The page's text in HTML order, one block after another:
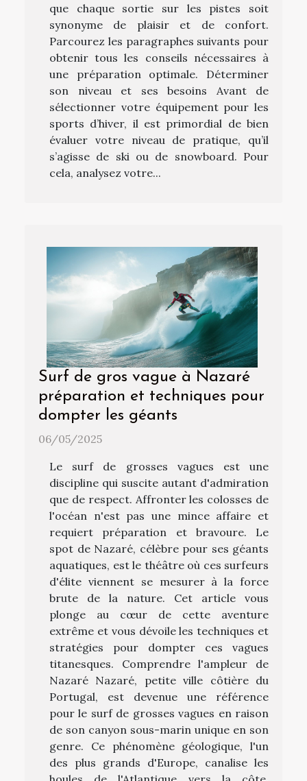
que chaque sortie sur les pistes soit
synonyme de plaisir et de confort.
Parcourez les paragraphes suivants pour
obtenir tous les conseils nécessaires à
une préparation optimale. Déterminer
son niveau et ses besoins Avant de
sélectionner votre équipement pour les
sports d’hiver, il est primordial de bien
évaluer votre niveau de pratique, qu’il
s’agisse de ski ou de snowboard. Pour
cela, analysez votre...
Surf de gros vague à Nazaré
préparation et techniques pour
dompter les géants
06/05/2025
Le surf de grosses vagues est une
discipline qui suscite autant d'admiration
que de respect. Affronter les colosses de
l'océan n'est pas une mince affaire et
requiert préparation et bravoure. Le
spot de Nazaré, célèbre pour ses géants
aquatiques, est le théâtre où ces surfeurs
d'élite viennent se mesurer à la force
brute de la nature. Cet article vous
plonge au cœur de cette aventure
extrême et vous dévoile les techniques et
stratégies pour dompter ces vagues
titanesques. Comprendre l'ampleur de
Nazaré Nazaré, petite ville côtière du
Portugal, est devenue une référence
pour le surf de grosses vagues en raison
de son canyon sous-marin unique en son
genre. Ce phénomène géologique, l'un
des plus grands d'Europe, canalise les